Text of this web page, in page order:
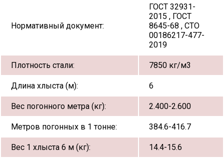
Нормативный документ:
ГОСТ 32931-
2015 , ГОСТ
8645-68 , СТО
00186217-477-
2019
Плотность стали: 7850 кг/м3
Длина хлыста (м): 6
Вес погонного метра (кг): 2.400-2.600
Метров погонных в 1 тонне: 384.6-416.7
Вес 1 хлыста 6 м (кг): 14.4-15.6